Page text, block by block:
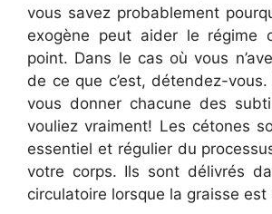
vous savez probablement
exogène peut aider le régime
point. Dans le cas où vous
de ce que c’est, détendez-
vous donner chacune des
vouliez vraiment! Les cétones
essentiel et régulier du
votre corps. Ils sont délivrés
circulatoire lorsque la graisse est